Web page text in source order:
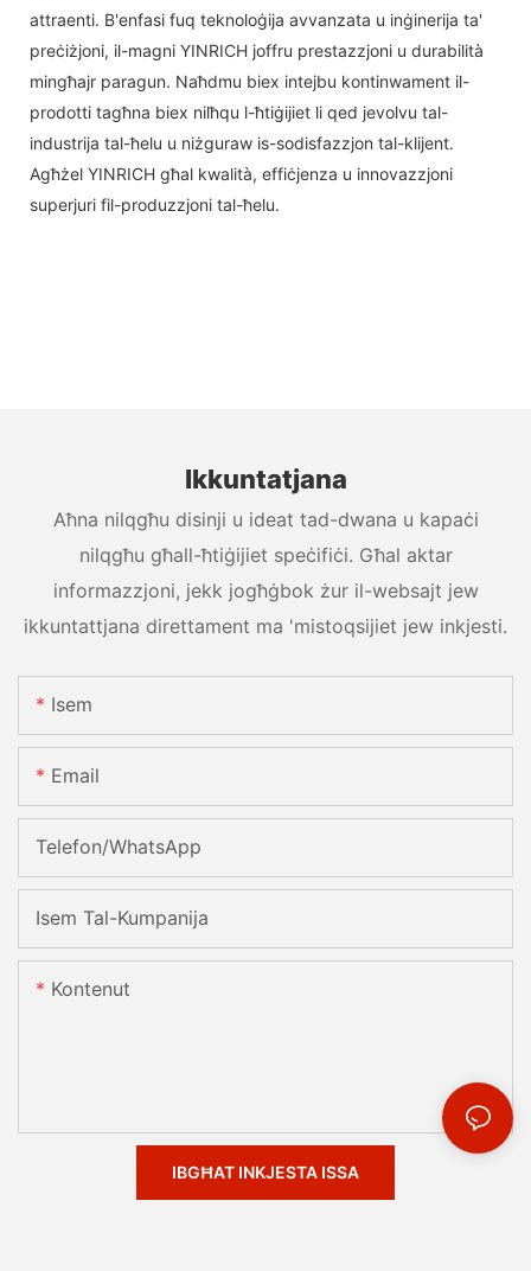
attraenti. B'enfasi fuq teknoloġija avvanzata u inġinerija ta'
preċiżjoni, il-magni YINRICH joffru prestazzjoni u durabilità
mingħajr paragun. Naħdmu biex intejbu kontinwament il-
prodotti tagħna biex nilħqu l-ħtiġijiet li qed jevolvu tal-
industrija tal-ħelu u niżguraw is-sodisfazzjon tal-klijent.
Agħżel YINRICH għal kwalità, effiċjenza u innovazzjoni
superjuri fil-produzzjoni tal-ħelu.
Ikkuntatjana
Aħna nilqgħu disinji u ideat tad-dwana u kapaċi
nilqgħu għall-ħtiġijiet speċifiċi. Għal aktar
informazzjoni, jekk jogħġbok żur il-websajt jew
ikkuntattjana direttament ma 'mistoqsijiet jew inkjesti.
Isem
Email
Telefon/whatsApp
Isem Tal-Kumpanija
Kontenut
IBGĦAT INKJESTA ISSA